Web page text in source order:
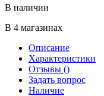
В наличии
В 4 магазинах
Описание
Характеристики
Отзывы ()
Задать вопрос
Наличие